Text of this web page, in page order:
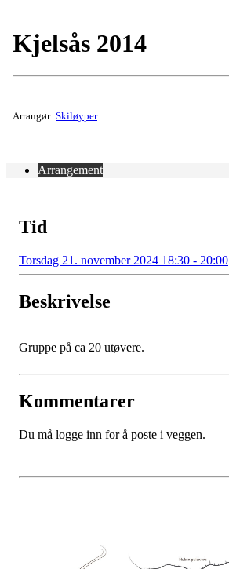
Kjelsås 2014
Arrangør: Skiløyper
Arrangement
Tid
Torsdag 21. november 2024 18:30 - 20:00
Beskrivelse
Gruppe på ca 20 utøvere.
Kommentarer
Du må logge inn for å poste i veggen.